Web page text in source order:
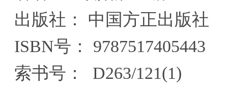
出版社： 中国方正出版社
ISBN号： 9787517405443
索书号： D263/121(1)